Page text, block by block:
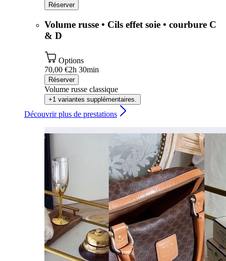
Réserver
Volume russe • Cils effet soie • courbure C
& D
Options
70,00 €2h 30min
Réserver
Volume russe classique
+1 variantes supplémentaires.
Découvrir plus de prestations